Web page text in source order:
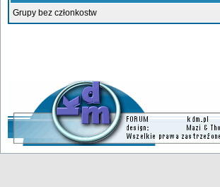
Grupy bez członkostw